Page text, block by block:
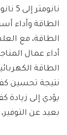
الطاقة وأداء
الطاقة، مع
أداء عمال
الطاقة
يؤدي إلى
بعيد عن